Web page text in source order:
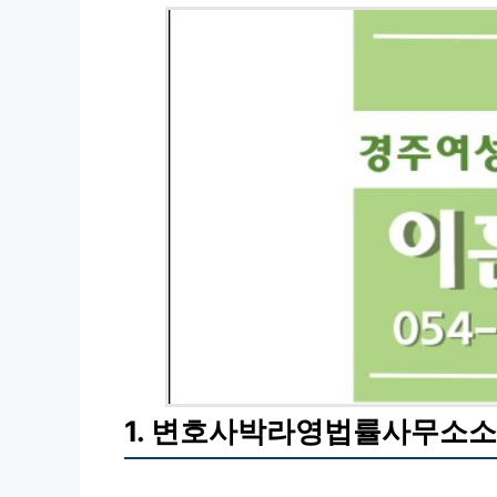
1. 변호사박라영법률사무소